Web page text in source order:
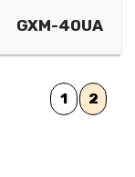
GXM-40UA
1 2